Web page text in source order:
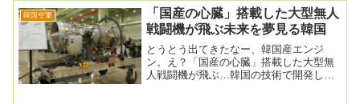
韓国空軍
「国産の心臓」搭載した大型無人
戦闘機が飛ぶ未来を夢見る韓国
とうとう出てきたなー、韓国産エンジ
ン。え？「国産の心臓」搭載した大型無
人戦闘機が飛ぶ…韓国の技術で開発した